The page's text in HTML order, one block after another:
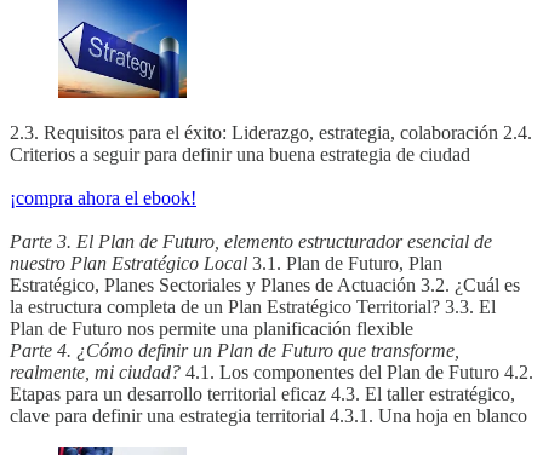
2.3. Requisitos para el éxito: Liderazgo, estrategia, colaboración 2.4.
Criterios a seguir para definir una buena estrategia de ciudad
¡compra ahora el ebook!
Parte 3. El Plan de Futuro, elemento estructurador esencial de
nuestro Plan Estratégico Local 3.1. Plan de Futuro, Plan
Estratégico, Planes Sectoriales y Planes de Actuación 3.2. ¿Cuál es
la estructura completa de un Plan Estratégico Territorial? 3.3. El
Plan de Futuro nos permite una planificación flexible
Parte 4. ¿Cómo definir un Plan de Futuro que transforme,
realmente, mi ciudad? 4.1. Los componentes del Plan de Futuro 4.2.
Etapas para un desarrollo territorial eficaz 4.3. El taller estratégico,
clave para definir una estrategia territorial 4.3.1. Una hoja en blanco